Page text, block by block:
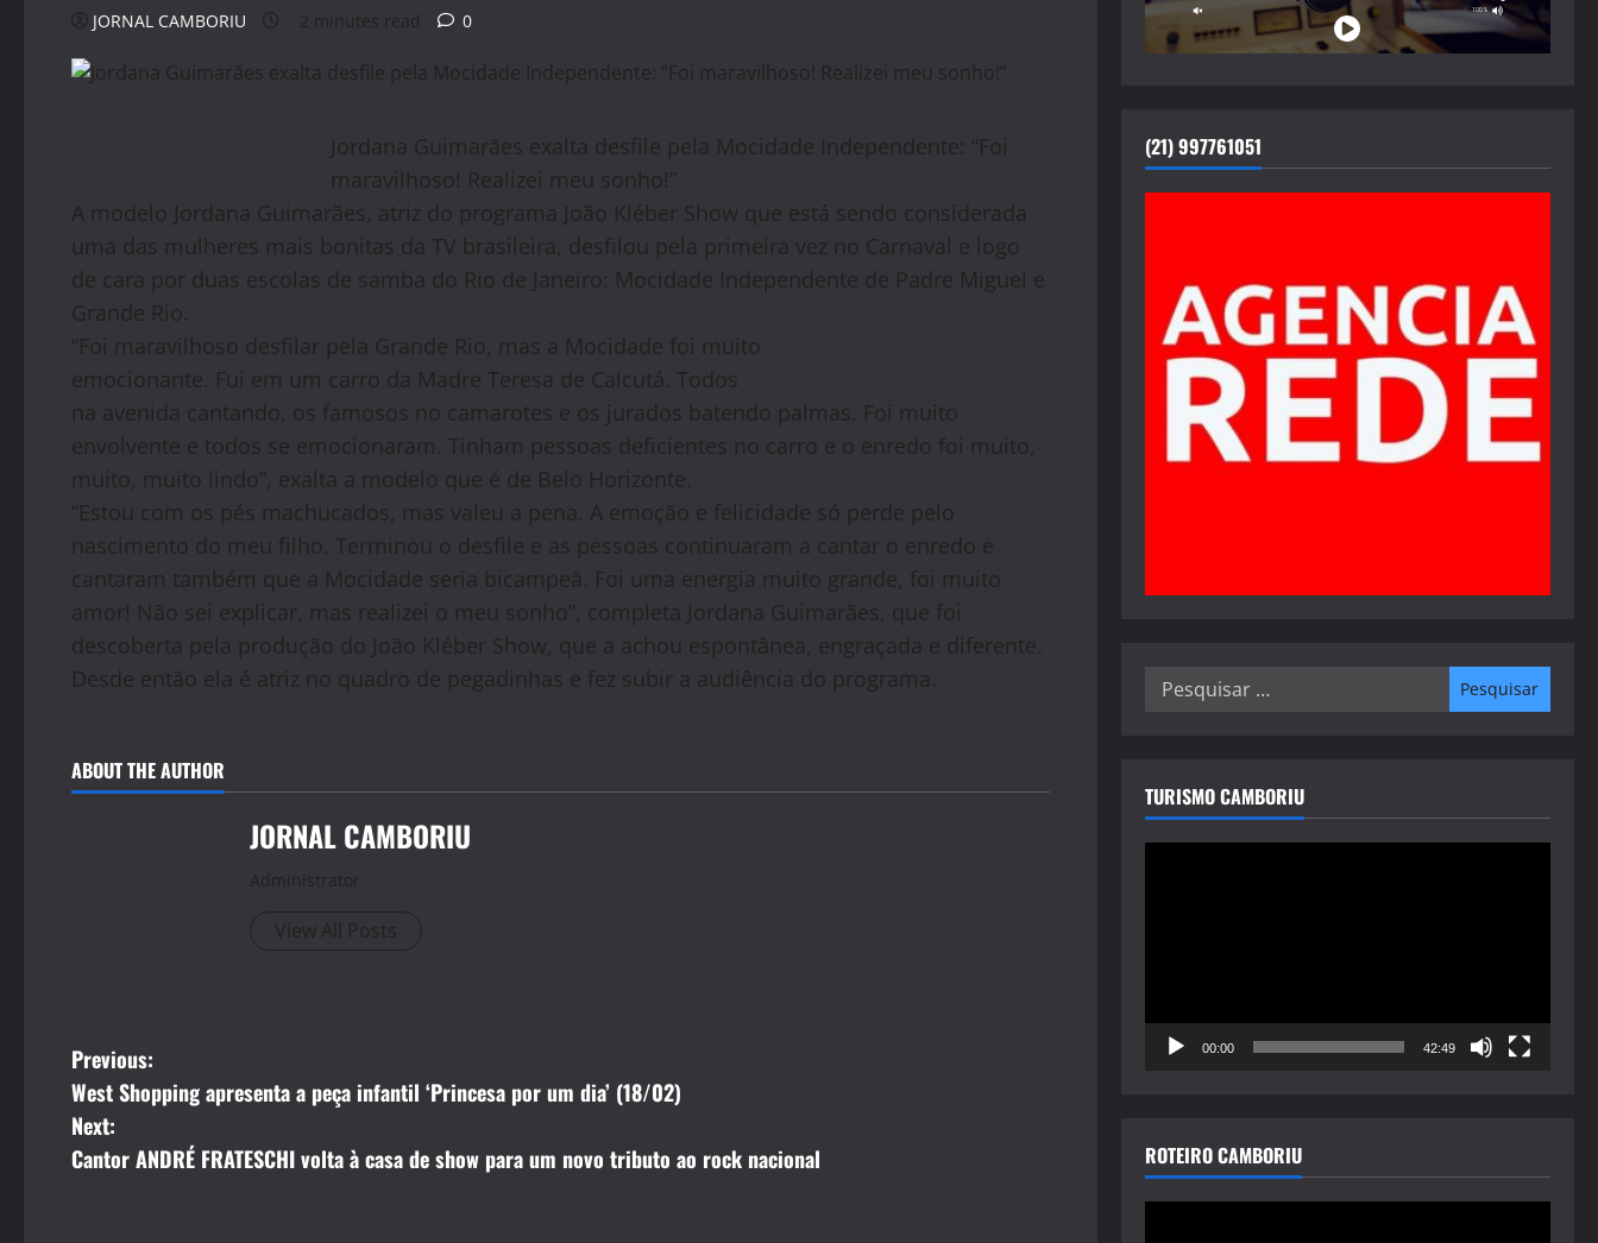
JORNAL CAMBORIU 2 minutes read 0
Jordana Guimarães exalta desfile pela Mocidade Independente: “Foi
maravilhoso! Realizei meu sonho!”
A modelo Jordana Guimarães, atriz do programa João Kléber Show que está sendo considerada
uma das mulheres mais bonitas da TV brasileira, desfilou pela primeira vez no Carnaval e logo
de cara por duas escolas de samba do Rio de Janeiro: Mocidade Independente de Padre Miguel e
Grande Rio.
“Foi maravilhoso desfilar pela Grande Rio, mas a Mocidade foi muito
emocionante. Fui em um carro da Madre Teresa de Calcutá. Todos
na avenida cantando, os famosos no camarotes e os jurados batendo palmas. Foi muito
envolvente e todos se emocionaram. Tinham pessoas deficientes no carro e o enredo foi muito,
muito, muito lindo”, exalta a modelo que é de Belo Horizonte.
“Estou com os pés machucados, mas valeu a pena. A emoção e felicidade só perde pelo
nascimento do meu filho. Terminou o desfile e as pessoas continuaram a cantar o enredo e
cantaram também que a Mocidade seria bicampeã. Foi uma energia muito grande, foi muito
amor! Não sei explicar, mas realizei o meu sonho”, completa Jordana Guimarães, que foi
descoberta pela produção do João Kléber Show, que a achou espontânea, engraçada e diferente.
Desde então ela é atriz no quadro de pegadinhas e fez subir a audiência do programa.
ABOUT THE AUTHOR
JORNAL CAMBORIU
Administrator
View All Posts
P
o
s
Previous:
West Shopping apresenta a peça infantil ‘Princesa por um dia’ (18/02)
Next:
Cantor ANDRÉ FRATESCHI volta à casa de show para um novo tributo ao rock nacional
(21) 997761051
Pesquisar
TURISMO CAMBORIU
00:00 42:49
ROTEIRO CAMBORIU